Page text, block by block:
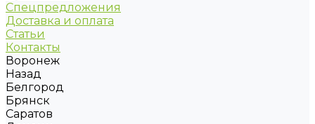
Спецпредложения
Доставка и оплата
Статьи
Контакты
Воронеж
Назад
Белгород
Брянск
Саратов